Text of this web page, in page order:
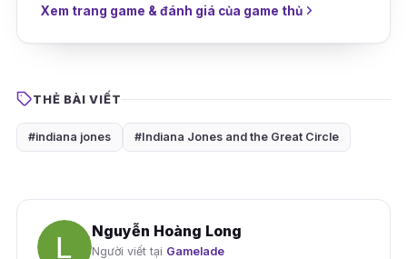
Xem trang game & đánh giá của game thủ
THẺ BÀI VIẾT
#indiana jones #Indiana Jones and the Great Circle
Nguyễn Hoàng Long
Người viết tại Gamelade